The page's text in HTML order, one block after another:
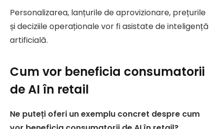
Personalizarea, lanțurile de aprovizionare, prețurile
și deciziile operaționale vor fi asistate de inteligență
artificială.
Cum vor beneficia consumatorii
de AI în retail
Ne puteți oferi un exemplu concret despre cum